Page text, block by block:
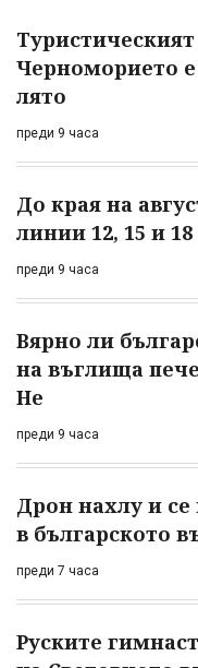
Черноморието е
лято
преди 9 часа
До края на
линии 12, 15 и 18
преди 9 часа
Вярно ли
на въглища
Не
преди 9 часа
Дрон нахлу и се
в българското
преди 7 часа
Руските